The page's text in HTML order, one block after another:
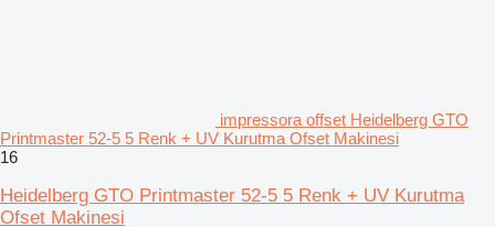
impressora offset Heidelberg GTO
Printmaster 52-5 5 Renk + UV Kurutma Ofset Makinesi
16
Heidelberg GTO Printmaster 52-5 5 Renk + UV Kurutma
Ofset Makinesi